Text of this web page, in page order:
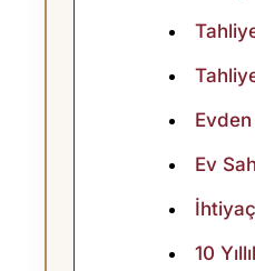
Ev
10